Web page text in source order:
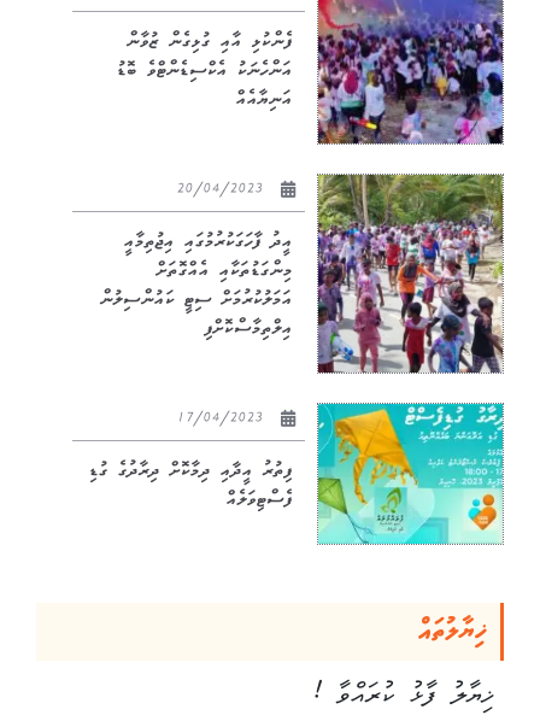
ފެންކުޅި އާއި ގުޅިގެން ޒުވާން
އަންހެނަކު އެކްސިޑެންޓްވެ ބޮޑު
އަނިޔާއެއް
އީދު ފާހަގަކުރުމުގައި އިޖުތިމާއީ
މިންގަޑުތަކާއި އެއްގޮތަށް
އަމަލުކުރުމަށް ސިޓީ ކައުންސިލުން
އިލްތިމާސްކޮށްފި
ފިތުރު އީދާއި ދިމާކޮށް ދިރާދުގެ ގުޑި
ފެސްޓިވަލެއް
ޚިޔާލުތައް
ޚިޔާލު ފާޅު ކުރައްވާ !